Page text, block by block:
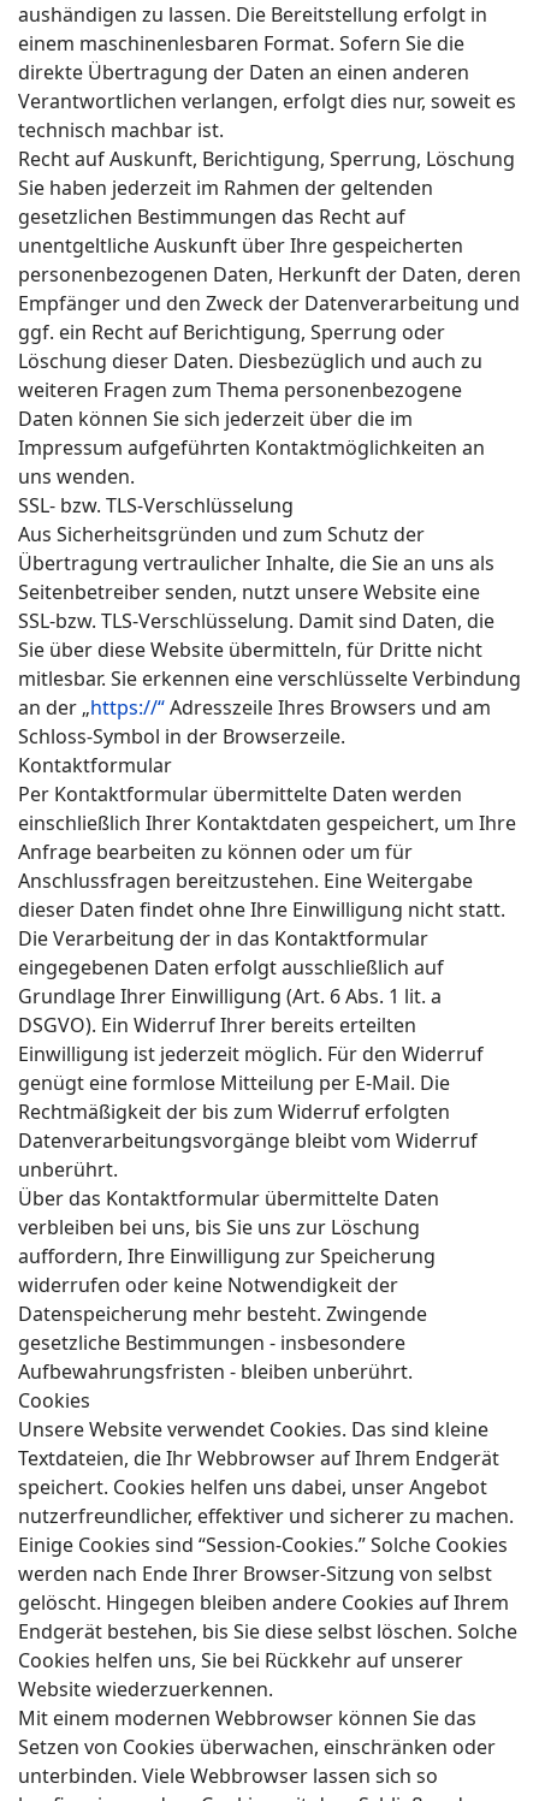
aushändigen zu lassen. Die Bereitstellung erfolgt in
einem maschinenlesbaren Format. Sofern Sie die
direkte Übertragung der Daten an einen anderen
Verantwortlichen verlangen, erfolgt dies nur, soweit es
technisch machbar ist.
Recht auf Auskunft, Berichtigung, Sperrung, Löschung
Sie haben jederzeit im Rahmen der geltenden
gesetzlichen Bestimmungen das Recht auf
unentgeltliche Auskunft über Ihre gespeicherten
personenbezogenen Daten, Herkunft der Daten, deren
Empfänger und den Zweck der Datenverarbeitung und
ggf. ein Recht auf Berichtigung, Sperrung oder
Löschung dieser Daten. Diesbezüglich und auch zu
weiteren Fragen zum Thema personenbezogene
Daten können Sie sich jederzeit über die im
Impressum aufgeführten Kontaktmöglichkeiten an
uns wenden.
SSL- bzw. TLS-Verschlüsselung
Aus Sicherheitsgründen und zum Schutz der
Übertragung vertraulicher Inhalte, die Sie an uns als
Seitenbetreiber senden, nutzt unsere Website eine
SSL-bzw. TLS-Verschlüsselung. Damit sind Daten, die
Sie über diese Website übermitteln, für Dritte nicht
mitlesbar. Sie erkennen eine verschlüsselte Verbindung
an der „https://“Adresszeile Ihres Browsers und am
Schloss-Symbol in der Browserzeile.
Kontaktformular
Per Kontaktformular übermittelte Daten werden
einschließlich Ihrer Kontaktdaten gespeichert, um Ihre
Anfrage bearbeiten zu können oder um für
Anschlussfragen bereitzustehen. Eine Weitergabe
dieser Daten findet ohne Ihre Einwilligung nicht statt.
Die Verarbeitung der in das Kontaktformular
eingegebenen Daten erfolgt ausschließlich auf
Grundlage Ihrer Einwilligung (Art. 6 Abs. 1 lit. a
DSGVO). Ein Widerruf Ihrer bereits erteilten
Einwilligung ist jederzeit möglich. Für den Widerruf
genügt eine formlose Mitteilung per E-Mail. Die
Rechtmäßigkeit der bis zum Widerruf erfolgten
Datenverarbeitungsvorgänge bleibt vom Widerruf
unberührt.
Über das Kontaktformular übermittelte Daten
verbleiben bei uns, bis Sie uns zur Löschung
auffordern, Ihre Einwilligung zur Speicherung
widerrufen oder keine Notwendigkeit der
Datenspeicherung mehr besteht. Zwingende
gesetzliche Bestimmungen - insbesondere
Aufbewahrungsfristen - bleiben unberührt.
Cookies
Unsere Website verwendet Cookies. Das sind kleine
Textdateien, die Ihr Webbrowser auf Ihrem Endgerät
speichert. Cookies helfen uns dabei, unser Angebot
nutzerfreundlicher, effektiver und sicherer zu machen.
Einige Cookies sind “Session-Cookies.” Solche Cookies
werden nach Ende Ihrer Browser-Sitzung von selbst
gelöscht. Hingegen bleiben andere Cookies auf Ihrem
Endgerät bestehen, bis Sie diese selbst löschen. Solche
Cookies helfen uns, Sie bei Rückkehr auf unserer
Website wiederzuerkennen.
Mit einem modernen Webbrowser können Sie das
Setzen von Cookies überwachen, einschränken oder
unterbinden. Viele Webbrowser lassen sich so